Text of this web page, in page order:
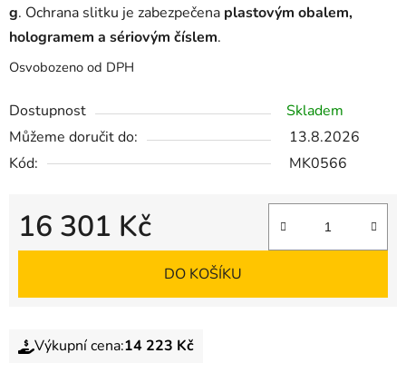
g. Ochrana slitku je zabezpečena plastovým obalem,
hologramem a sériovým číslem.
Osvobozeno od DPH
Dostupnost
Skladem
Můžeme doručit do:
13.8.2026
Kód:
MK0566
16 301 Kč
DO KOŠÍKU
Výkupní cena:14 223 Kč